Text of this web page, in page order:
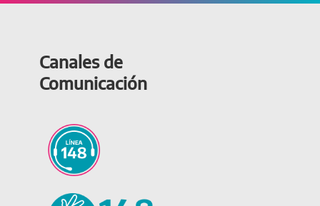
Canales de
Comunicación